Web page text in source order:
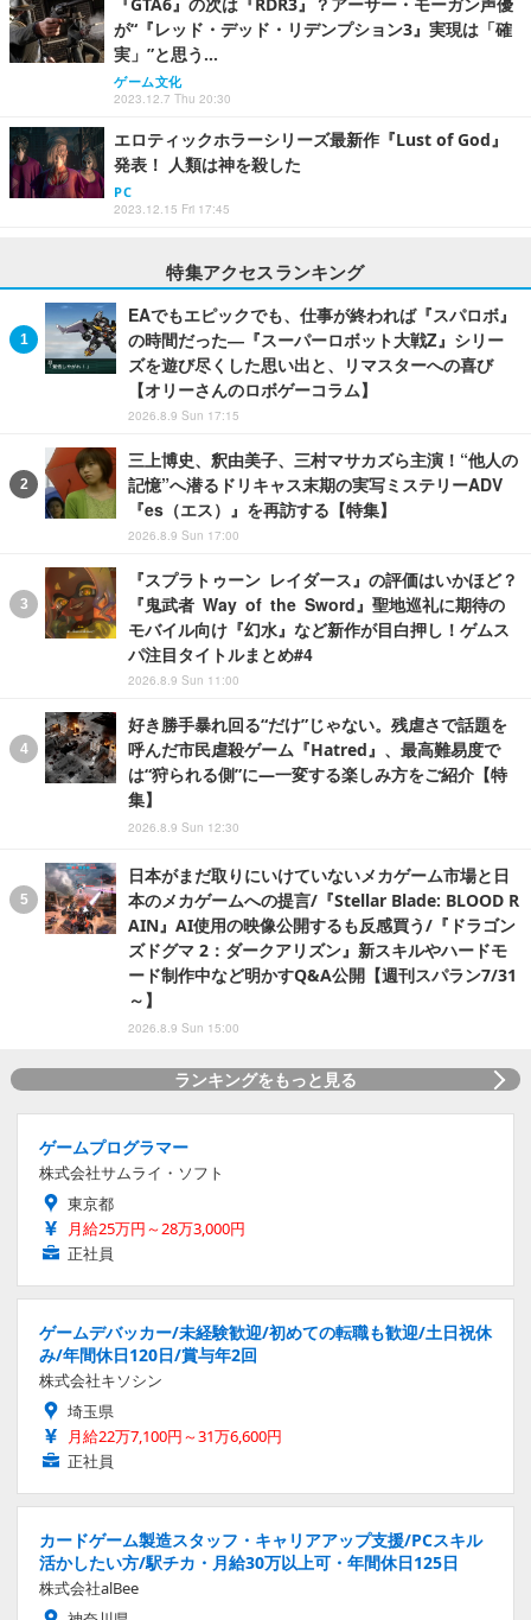
が“『レッド・デッド・リデンプション3』実現は「確
実」”と思う…
ゲーム文化
2023.12.7 Thu 20:30
エロティックホラーシリーズ最新作『Lust of God』
発表！ 人類は神を殺した
PC
2023.12.15 Fri 17:45
特集アクセスランキング
EAでもエピックでも、仕事が終われば『スパロボ』
の時間だった―『スーパーロボット大戦Z』シリー
ズを遊び尽くした思い出と、リマスターへの喜び
【オリーさんのロボゲーコラム】
2026.8.9 Sun 17:15
三上博史、釈由美子、三村マサカズら主演！“他人の
記憶”へ潜るドリキャス末期の実写ミステリーADV
『es（エス）』を再訪する【特集】
2026.8.9 Sun 17:00
『スプラトゥーン レイダース』の評価はいかほど？
『鬼武者 Way of the Sword』聖地巡礼に期待の
モバイル向け『幻水』など新作が目白押し！ゲムス
パ注目タイトルまとめ#4
2026.8.9 Sun 11:00
好き勝手暴れ回る“だけ”じゃない。残虐さで話題を
呼んだ市民虐殺ゲーム『Hatred』、最高難易度で
は“狩られる側”に―一変する楽しみ方をご紹介【特
集】
2026.8.9 Sun 12:30
日本がまだ取りにいけていないメカゲーム市場と日
本のメカゲームへの提言/『Stellar Blade: BLOOD R
AIN』AI使用の映像公開するも反感買う/『ドラゴン
ズドグマ 2：ダークアリズン』新スキルやハードモ
ード制作中など明かすQ&A公開【週刊スパラン7/31
～】
2026.8.9 Sun 15:00
ランキングをもっと見る
ゲームプログラマー
株式会社サムライ・ソフト
東京都
月給25万円～28万3,000円
正社員
ゲームデバッカー/未経験歓迎/初めての転職も歓迎/土日祝休
み/年間休日120日/賞与年2回
株式会社キソシン
埼玉県
月給22万7,100円～31万6,600円
正社員
カードゲーム製造スタッフ・キャリアアップ支援/PCスキル
活かしたい方/駅チカ・月給30万以上可・年間休日125日
株式会社alBee